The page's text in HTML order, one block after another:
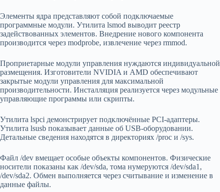
Элементы ядра представляют собой подключаемые
программные модули. Утилита lsmod выводит реестр
задействованных элементов. Внедрение нового компонента
производится через modprobe, извлечение через rmmod.
Проприетарные модули управления нуждаются индивидуальной
размещения. Изготовители NVIDIA и AMD обеспечивают
закрытые модули управления для максимальной
производительности. Инсталляция реализуется через модульные
управляющие программы или скрипты.
Утилита lspci демонстрирует подключённые PCI-адаптеры.
Утилита lsusb показывает данные об USB-оборудовании.
Детальные сведения находятся в директориях /proc и /sys.
Файл /dev вмещает особые объекты компонентов. Физические
носители показаны как /dev/sda, тома нумеруются /dev/sda1,
/dev/sda2. Обмен выполняется через считывание и изменение в
данные файлы.